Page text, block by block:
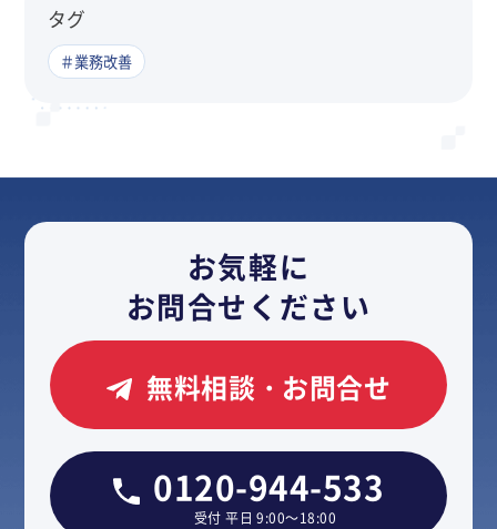
タグ
＃業務改善
お気軽に
お問合せください
無料相談・お問合せ
0120-944-533
受付 平日 9:00～18:00